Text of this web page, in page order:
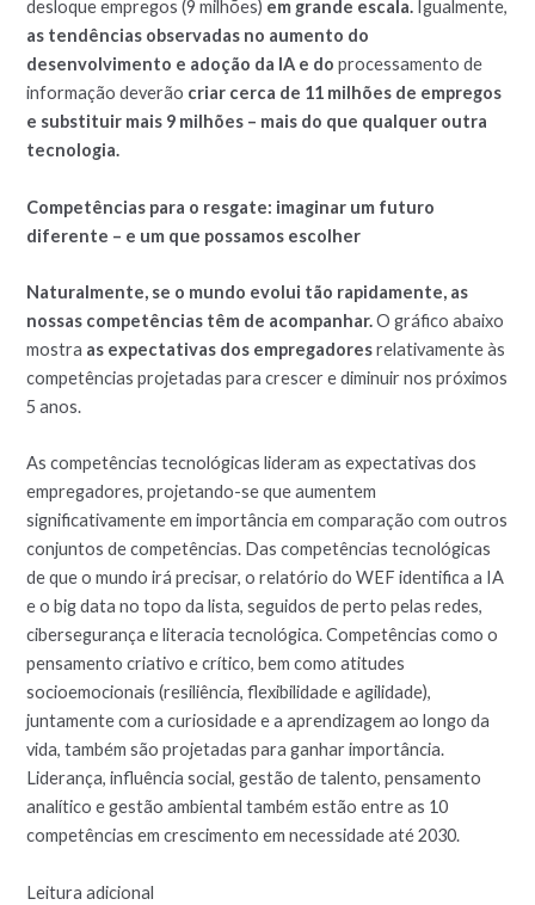
desloque empregos (9 milhões) em grande escala. Igualmente,
as tendências observadas no aumento do
desenvolvimento e adoção da IA e do processamento de
informação deverão criar cerca de 11 milhões de empregos
e substituir mais 9 milhões – mais do que qualquer outra
tecnologia.
Competências para o resgate: imaginar um futuro
diferente – e um que possamos escolher
Naturalmente, se o mundo evolui tão rapidamente, as
nossas competências têm de acompanhar.O gráfico abaixo
mostra as expectativas dos empregadoresrelativamente às
competências projetadas para crescer e diminuir nos próximos
5 anos.
As competências tecnológicas lideram as expectativas dos
empregadores, projetando-se que aumentem
significativamente em importância em comparação com outros
conjuntos de competências. Das competências tecnológicas
de que o mundo irá precisar, o relatório do WEF identifica a IA
e o big data no topo da lista, seguidos de perto pelas redes,
cibersegurança e literacia tecnológica. Competências como o
pensamento criativo e crítico, bem como atitudes
socioemocionais (resiliência, flexibilidade e agilidade),
juntamente com a curiosidade e a aprendizagem ao longo da
vida, também são projetadas para ganhar importância.
Liderança, influência social, gestão de talento, pensamento
analítico e gestão ambiental também estão entre as 10
competências em crescimento em necessidade até 2030.
Leitura adicional